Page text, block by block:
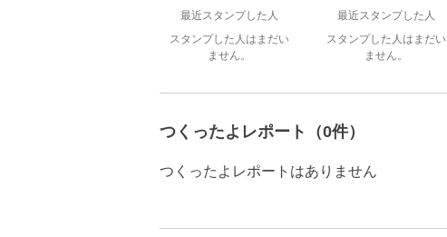
最近スタンプした人
スタンプした人はまだい
ません。
最近スタンプした人
スタンプした人はまだい
ません。
つくったよレポート（0件）
つくったよレポートはありません